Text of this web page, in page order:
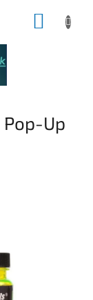
Up